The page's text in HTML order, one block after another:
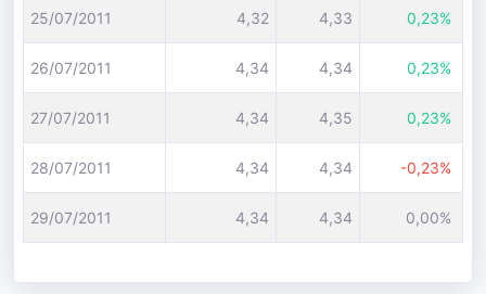
25/07/2011 4,32 4,33 0,23%
26/07/2011 4,34 4,34 0,23%
27/07/2011 4,34 4,35 0,23%
28/07/2011 4,34 4,34 -0,23%
29/07/2011 4,34 4,34 0,00%